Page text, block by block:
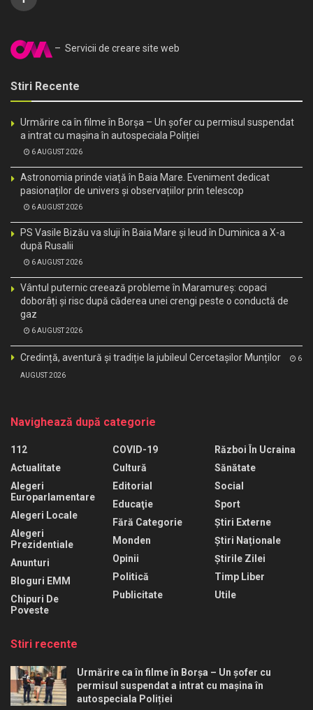
– Servicii de creare site web
Stiri Recente
Urmărire ca în filme în Borșa – Un șofer cu permisul suspendat
a intrat cu mașina în autospeciala Poliției
6 AUGUST 2026
Astronomia prinde viață în Baia Mare. Eveniment dedicat
pasionaților de univers și observațiilor prin telescop
6 AUGUST 2026
PS Vasile Bizău va sluji în Baia Mare și Ieud în Duminica a X-a
după Rusalii
6 AUGUST 2026
Vântul puternic creează probleme în Maramureș: copaci
doborâți și risc după căderea unei crengi peste o conductă de
gaz
6 AUGUST 2026
Credință, aventură și tradiție la jubileul Cercetașilor Munților 6
AUGUST 2026
Navighează după categorie
112
Actualitate
Alegeri
Europarlamentare
Alegeri Locale
Alegeri
Prezidentiale
Anunturi
Bloguri EMM
Chipuri De
Poveste
COVID-19
Cultură
Editorial
Educaţie
Fără Categorie
Monden
Opinii
Politică
Publicitate
Război În Ucraina
Sănătate
Social
Sport
Știri Externe
Știri Naționale
Știrile Zilei
Timp Liber
Utile
Stiri recente
Urmărire ca în filme în Borșa – Un șofer cu
permisul suspendat a intrat cu mașina în
autospeciala Poliției